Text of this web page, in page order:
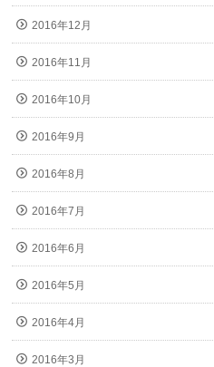
2016年12月
2016年11月
2016年10月
2016年9月
2016年8月
2016年7月
2016年6月
2016年5月
2016年4月
2016年3月